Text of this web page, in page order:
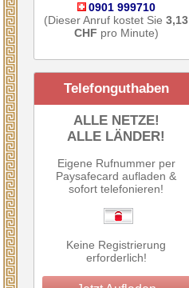
0901 999710
(Dieser Anruf kostet Sie3,13
CHF pro Minute)
Telefonguthaben
ALLE NETZE!
ALLE LÄNDER!
Eigene Rufnummer per
Paysafecard aufladen &
sofort telefonieren!
Keine Registrierung
erforderlich!